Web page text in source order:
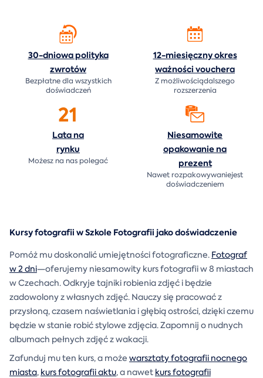
30-dniowa polityka
zwrotów
Bezpłatne dla wszystkich
doświadczeń
12-miesięczny okres
ważności vouchera
Z możliwościądalszego
rozszerzenia
21
Lata na
rynku
Możesz na nas polegać
Niesamowite
opakowanie na
prezent
Nawet rozpakowywaniejest
doświadczeniem
Kursy fotografii w Szkole Fotografii jako doświadczenie
Pomóż mu doskonalić umiejętności fotograficzne. Fotograf
w 2 dni—oferujemy niesamowity kurs fotografii w 8 miastach
w Czechach. Odkryje tajniki robienia zdjęć i będzie
zadowolony z własnych zdjęć. Nauczy się pracować z
przysłoną, czasem naświetlania i głębią ostrości, dzięki czemu
będzie w stanie robić stylowe zdjęcia. Zapomnij o nudnych
albumach pełnych zdjęć z wakacji.
Zafunduj mu ten kurs, a może warsztaty fotografii nocnego
miasta, kurs fotografii aktu, a nawet kurs fotografii